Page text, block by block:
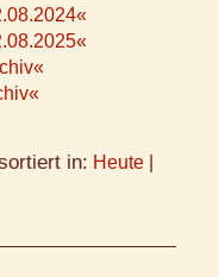
in: Heute